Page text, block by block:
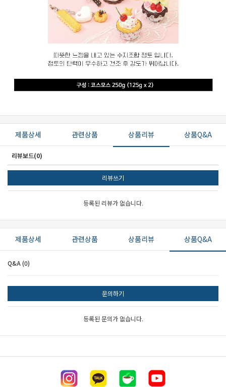
세요!
제품상세 관련상품 상품리뷰 상품Q&A
리뷰보드(0)
리뷰쓰기
등록된 리뷰가 없습니다.
제품상세 관련상품 상품리뷰 상품Q&A
Q&A (0)
문의하기
등록된 문의가 없습니다.